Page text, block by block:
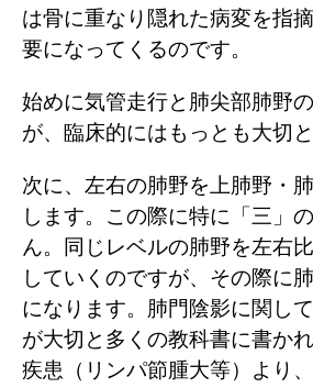
は骨に重なり隠れた病変を指
要になってくるのです。
始めに気管走行と肺尖部肺野
が、臨床的にはもっとも大切
次に、左右の肺野を上肺野・
します。この際に特に「三」
ん。同じレベルの肺野を左右
していくのですが、その際に
になります。肺門陰影に関し
が大切と多くの教科書に書か
疾患（リンパ節腫大等）より